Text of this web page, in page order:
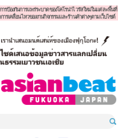
รป้องกันการแพร่ระบาดของโคโรน่าไวรัสใหม่ในแต่ละพื้นที่
รเคลื่อนไหวของงานกิจกรรมและร้านค้าต่างๆตามเว็บไซต์